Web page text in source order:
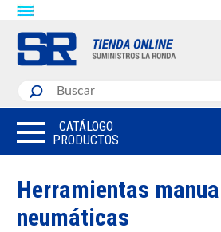
CATÁLOGO
PRODUCTOS
Herramientas
neumáticas